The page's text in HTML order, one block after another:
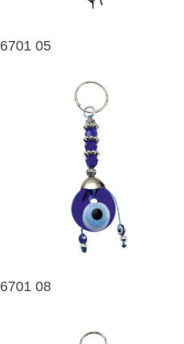
6701 05
6701 08